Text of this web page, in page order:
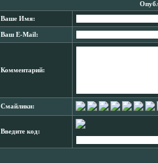
Ваше Имя:
Ваш E-Mail:
Комментарий:
Смайлики:
Введите код: